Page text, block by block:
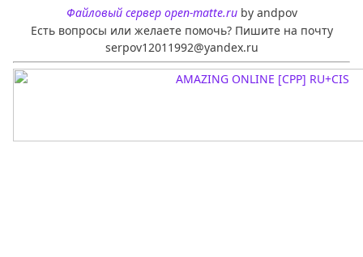
Файловый сервер open-matte.ruby andpov
Есть вопросы или желаете помочь? Пишите на почту
serpov12011992@yandex.ru